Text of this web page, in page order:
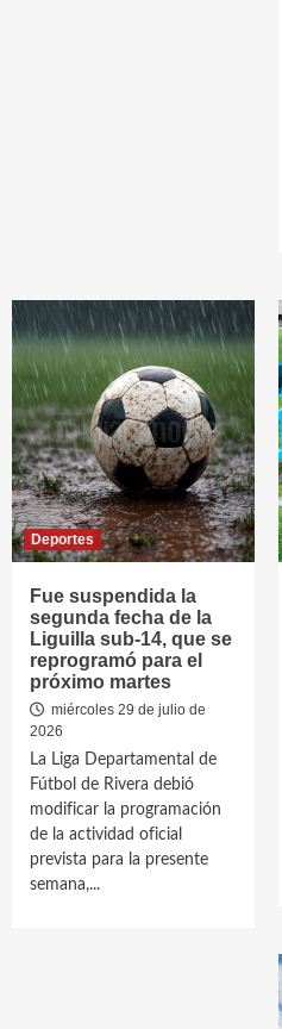
Deportes
Fue suspendida la
segunda fecha de la
Liguilla sub-14, que se
reprogramó para el
próximo martes
miércoles 29 de julio de
2026
La Liga Departamental de
Fútbol de Rivera debió
modificar la programación
de la actividad oficial
prevista para la presente
semana,...